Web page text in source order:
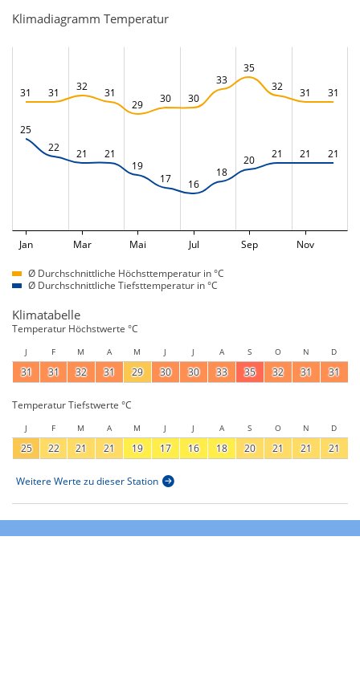
Klimadiagramm Temperatur
31 31 32
31
29
30 30
33
35
32
31 31
25
22
21
21
19
17
16
18
20 21 21 21
Jan Mar Mai Jul Sep Nov
Ø Durchschnittliche Höchsttemperatur in °C
Ø Durchschnittliche Tiefsttemperatur in °C
Klimatabelle
Temperatur Höchstwerte °C
J F M A M J J A S O N D
31 31 32 31 29 30 30 33 35 32 31 31
Temperatur Tiefstwerte °C
J F M A M J J A S O N D
25 22 21 21 19 17 16 18 20 21 21 21
Weitere Werte zu dieser Station